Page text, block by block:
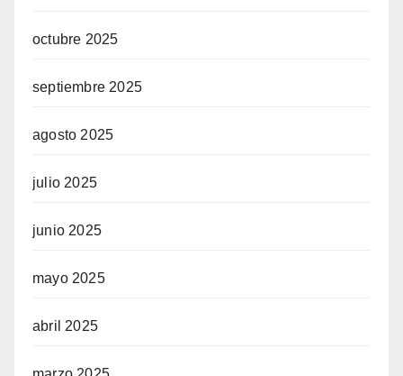
octubre 2025
septiembre 2025
agosto 2025
julio 2025
junio 2025
mayo 2025
abril 2025